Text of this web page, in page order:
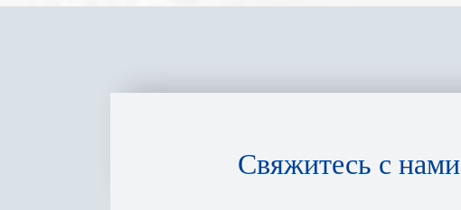
Свяжитесь с нами